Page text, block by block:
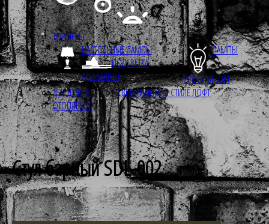
ТОРШЕРЫ
НАСТОЛЬНЫЕ ЛАМПЫ
ПОДСВЕТКА
ДЛЯ КАРТИН
ЛАМПЫ
ПРОЕКТЫ LOFT
ДЕКОР ЛОФТ
СВЕТИЛЬНИКИ В СТИЛЕ ЛОФТ
ОТОПЛЕНИЕ
Стул барный SDL-002